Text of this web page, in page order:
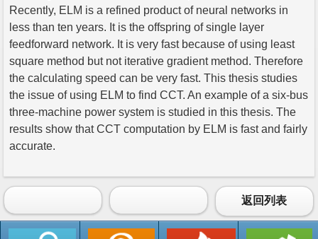
Recently, ELM is a refined product of neural networks in
less than ten years. It is the offspring of single layer
feedforward network. It is very fast because of using least
square method but not iterative gradient method. Therefore
the calculating speed can be very fast. This thesis studies
the issue of using ELM to find CCT. An example of a six-bus
three-machine power system is studied in this thesis. The
results show that CCT computation by ELM is fast and fairly
accurate.
返回列表